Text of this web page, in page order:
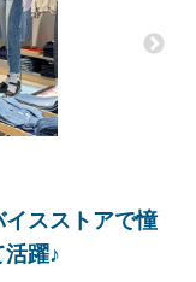
スストアで憧
躍♪